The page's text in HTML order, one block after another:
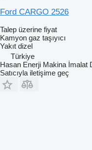
Ford CARGO 2526
Talep üzerine fiyat
Kamyon gaz taşıyıcı
Yakıt dizel
Türkiye
Hasan Enerji Makina İmalat
Satıcıyla iletişime geç